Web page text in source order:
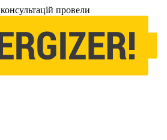
консультацій провели